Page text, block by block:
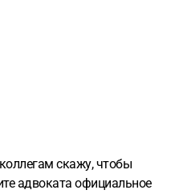
скажу, чтобы
адвоката официальное